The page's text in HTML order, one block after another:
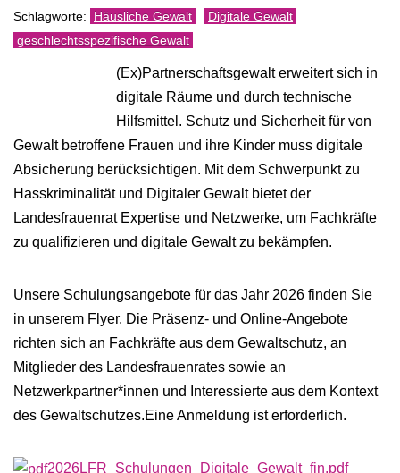
Häusliche Gewalt
Digitale Gewalt
geschlechtsspezifische Gewalt
(Ex)Partnerschaftsgewalt erweitert sich in
digitale Räume und durch technische
Hilfsmittel. Schutz und Sicherheit für von
Gewalt betroffene Frauen und ihre Kinder muss digitale
Absicherung berücksichtigen. Mit dem Schwerpunkt zu
Hasskriminalität und Digitaler Gewalt bietet der
Landesfrauenrat Expertise und Netzwerke, um Fachkräfte
zu qualifizieren und digitale Gewalt zu bekämpfen.
Unsere Schulungsangebote für das Jahr 2026 finden Sie
in unserem Flyer. Die Präsenz- und Online-Angebote
richten sich an Fachkräfte aus dem Gewaltschutz, an
Mitglieder des Landesfrauenrates sowie an
Netzwerkpartner*innen und Interessierte aus dem Kontext
des Gewaltschutzes.Eine Anmeldung ist erforderlich.
2026LFR_Schulungen_Digitale_Gewalt_fin.pdf